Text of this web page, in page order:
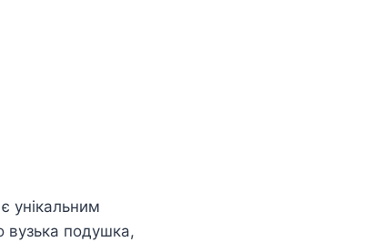
унікальним
вузька подушка,